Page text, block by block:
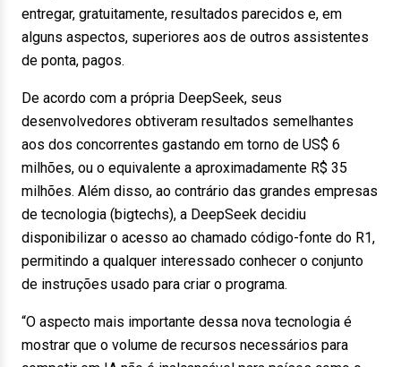
entregar, gratuitamente, resultados parecidos e, em
alguns aspectos, superiores aos de outros assistentes
de ponta, pagos.
De acordo com a própria DeepSeek, seus
desenvolvedores obtiveram resultados semelhantes
aos dos concorrentes gastando em torno de US$ 6
milhões, ou o equivalente a aproximadamente R$ 35
milhões. Além disso, ao contrário das grandes empresas
de tecnologia (bigtechs), a DeepSeek decidiu
disponibilizar o acesso ao chamado código-fonte do R1,
permitindo a qualquer interessado conhecer o conjunto
de instruções usado para criar o programa.
“O aspecto mais importante dessa nova tecnologia é
mostrar que o volume de recursos necessários para